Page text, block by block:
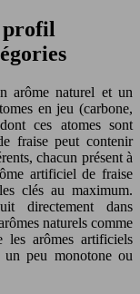
profil
arôme naturel et un
en jeu (carbone,
ces atomes sont
fraise peut contenir
chacun présent à
artificiel de fraise
clés au maximum.
directement dans
naturels comme
arômes artificiels
peu monotone ou